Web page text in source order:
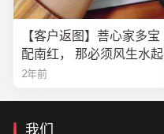
【客户返图】菩心家多宝
配南红， 那必须风生水起
2年前
我们